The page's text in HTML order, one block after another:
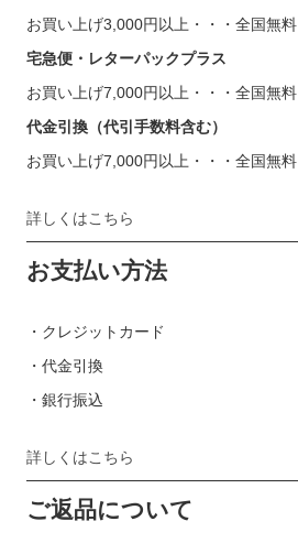
お買い上げ3,000円以上・・・全国無料
宅急便・レターパックプラス
お買い上げ7,000円以上・・・全国無料
代金引換（代引手数料含む）
お買い上げ7,000円以上・・・全国無料
詳しくはこちら
お支払い方法
・クレジットカード
・代金引換
・銀行振込
詳しくはこちら
ご返品について